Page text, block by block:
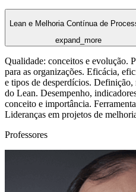
Lean e Melhoria Contínua de
expand_more
Qualidade: conceitos e evolução.
para as organizações. Eficácia,
e tipos de desperdícios.
do Lean. Desempenho,
conceito e importância.
Lideranças em projetos de
Professores